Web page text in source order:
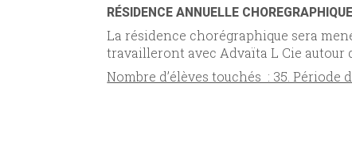
RÉSIDENCE ANNUELLE
La résidence chorégraphique sera
travailleront avec Advaïta L Cie autour
Nombre d’élèves touchés : 35. Période